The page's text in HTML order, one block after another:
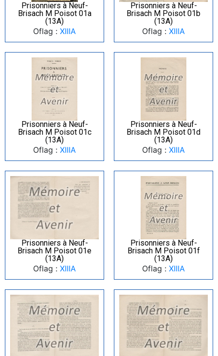
Prisonniers à Neuf-
Brisach M Poisot 01a
(13A)
Oflag : XIIIA
Prisonniers à Neuf-
Brisach M Poisot 01b
(13A)
Oflag : XIIIA
Prisonniers à Neuf-
Brisach M Poisot 01c
(13A)
Oflag : XIIIA
Prisonniers à Neuf-
Brisach M Poisot 01d
(13A)
Oflag : XIIIA
Prisonniers à Neuf-
Brisach M Poisot 01e
(13A)
Oflag : XIIIA
Prisonniers à Neuf-
Brisach M Poisot 01f
(13A)
Oflag : XIIIA